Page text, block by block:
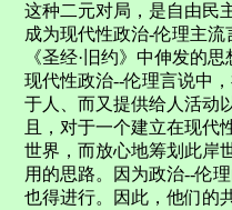
这种二元对局，是自由民
成为现代性政治-伦理主
《圣经·旧约》中伸发的
现代性政治--伦理言说中
于人、而又提供给人活动
且，对于一个建立在现代
世界，而放心地筹划此岸
用的思路。因为政治--伦
也得进行。因此，他们的